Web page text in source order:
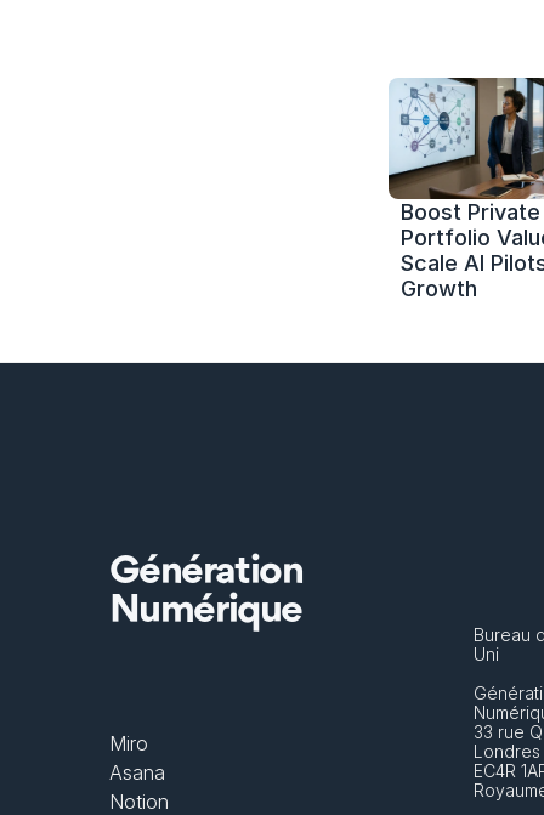
Boost
Portfolio
Scale AI
Growth
Génération
Numérique
Miro
Asana
Notion
Bureau
Uni
33 rue
Londres
EC4R